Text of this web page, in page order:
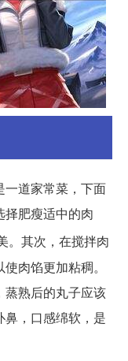
一道家常菜，下面
肥瘦适中的肉
。其次，在搅拌肉
肉馅更加粘稠。
蒸熟后的丸子应该
，口感绵软，是